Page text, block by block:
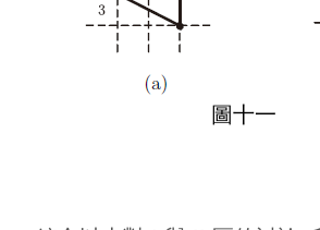
圖十一